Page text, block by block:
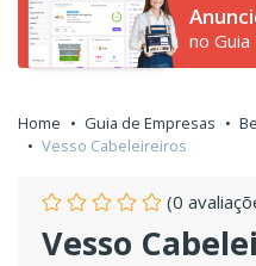
no
Home Guia de Empresas
Vesso Cabeleireiros
(0
Vesso